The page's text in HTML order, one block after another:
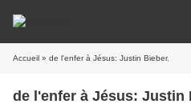
Accueil » de l'enfer à Jésus: Justin Bieber.
de l'enfer à Jésus: Justin